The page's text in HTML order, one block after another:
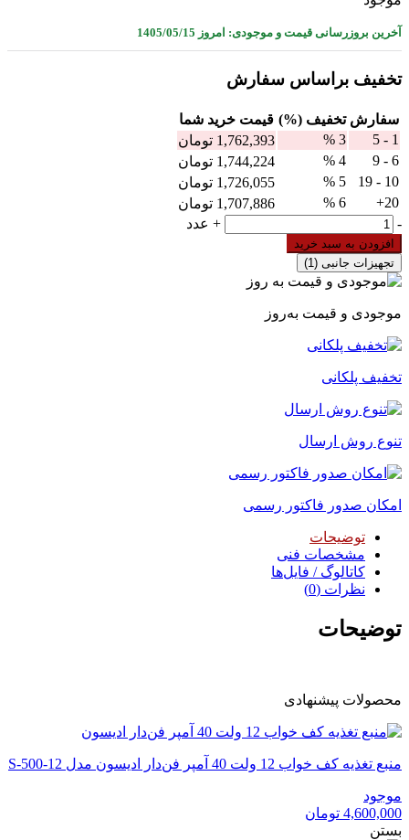
آخرین بروزرسانی قیمت و موجودی: امروز 1405/05/15
تخفیف براساس سفارش
سفارش تخفیف (%) قيمت خرید شما
1 - 5
3 %
1,762,393 تومان
6 - 9
4 %
1,744,224 تومان
10 - 19
5 %
1,726,055 تومان
20+
6 %
1,707,886 تومان
بی
متال
1
تا
1.6
PNS
سری
25G
-
+ عدد
افزودن به سبد خرید
تجهیزات جانبی (1)
موجودی و قیمت به‌روز
تخفیف پلکانی
تنوع روش ارسال
امکان صدور فاکتور رسمی
توضیحات
مشخصات فنی
کاتالوگ / فایل‌ها
نظرات (0)
توضیحات
محصولات پیشنهادی
منبع تغذیه کف خواب 12 ولت 40 آمپر فن‌دار ادیسون مدل S-500-12
موجود
4,600,000 تومان
بستن